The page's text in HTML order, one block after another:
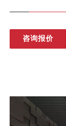
咨询报价